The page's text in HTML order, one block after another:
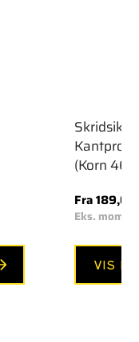
(Korn 46)
Normal
pris
Fra
Eks. moms
VIS